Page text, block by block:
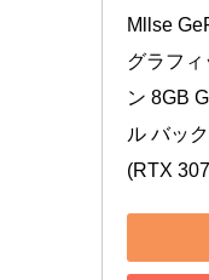
Mllse
グラフ
ン 8GB
ル バッ
(RTX